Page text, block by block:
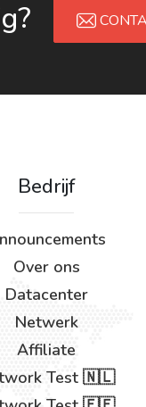
Bedrijf
Over ons
Datacenter
Netwerk
Affiliate
Test 🇳🇱